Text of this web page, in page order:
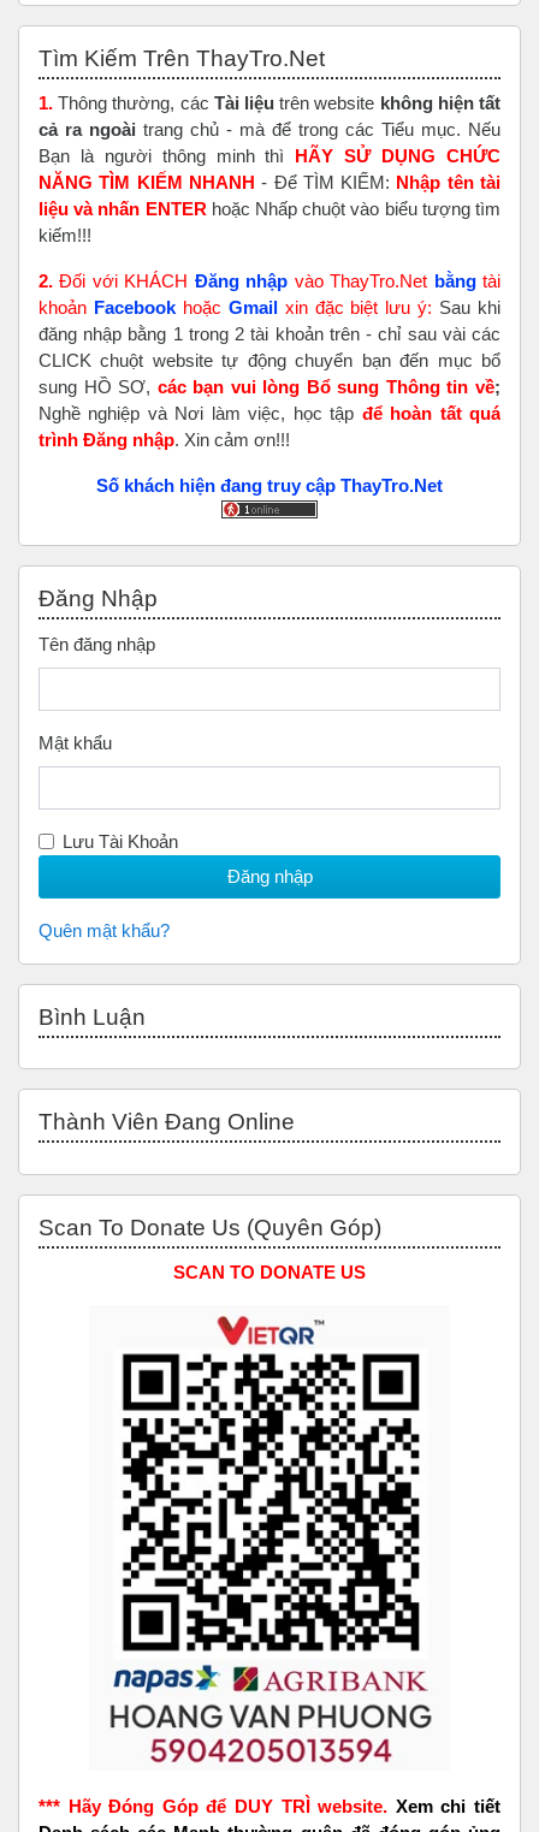
Tìm Kiếm Trên ThayTro.Net
1. Thông thường, các Tài liệu trên website không hiện tất
cả ra ngoài trang chủ - mà để trong các Tiểu mục. Nếu
Bạn là người thông minh thì HÃY SỬ DỤNG CHỨC
NĂNG TÌM KIẾM NHANH - Để TÌM KIẾM: Nhập tên tài
liệu và nhấn ENTER hoặc Nhấp chuột vào biểu tượng tìm
kiếm!!!
2. Đối với KHÁCH Đăng nhập vào ThayTro.Net bằngtài
khoản Facebook hoặc Gmailxin đặc biệt lưu ý: Sau khi
đăng nhập bằng 1 trong 2 tài khoản trên - chỉ sau vài các
CLICK chuột website tự động chuyển bạn đến mục bổ
sung HỒ SƠ, các bạn vui lòng Bổ sung Thông tin về;
Nghề nghiệp và Nơi làm việc, học tập để hoàn tấtquá
trình Đăng nhập. Xin cảm ơn!!!
Số khách hiện đang truy cập ThayTro.Net
Đăng Nhập
Tên đăng nhập
Mật khẩu
Lưu Tài Khoản
Quên mật khẩu?
Bình Luận
Thành Viên Đang Online
Scan To Donate Us (Quyên Góp)
SCAN TO DONATE US
*** Hãy Đóng Góp để DUY TRÌ website. Xem chi tiết